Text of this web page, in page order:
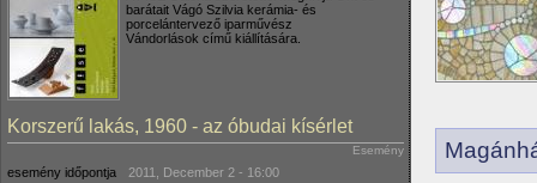
barátait Vágó Szilvia kerámia- és
porcelántervező iparművész
Vándorlások című kiállítására.
Korszerű lakás, 1960 - az óbudai kísérlet
Esemény
esemény időpontja
2011, December 2 - 16:00